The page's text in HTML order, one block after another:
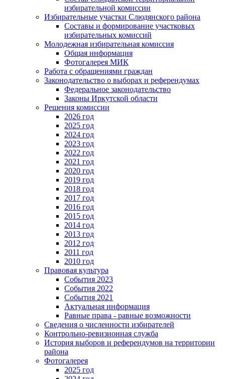
избирательной комиссии
Избирательные участки Слюдянского района
Составы и формирование участковых
избирательных комиссий
Молодежная избирательная комиссия
Общая информация
Фотогалерея МИК
Работа с обращениями граждан
Законодательство о выборах и референдумах
Федеральное законодательство
Законы Иркутской области
Решения комиссии
2026 год
2025 год
2024 год
2023 год
2022 год
2021 год
2020 год
2019 год
2018 год
2017 год
2016 год
2015 год
2014 год
2013 год
2012 год
2011 год
2010 год
Правовая культура
События 2023
События 2022
События 2021
Актуальная информация
Равные права - равные возможности
Сведения о численности избирателей
Контрольно-ревизионная служба
История выборов и референдумов на территории
района
Фотогалерея
2025 год